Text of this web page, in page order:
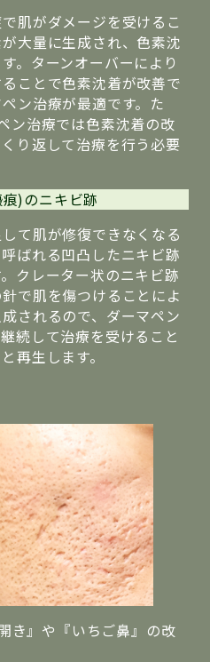
肌がダメージを受けるこ
大量に生成され、色素沈
。ターンオーバーにより
ことで色素沈着が改善で
ン治療が最適です。た
ン治療では色素沈着の改
り返して治療を行う必要
)のニキビ跡
て肌が修復できなくなる
ばれる凹凸したニキビ跡
クレーター状のニキビ跡
で肌を傷つけることによ
されるので、ダーマペン
続して治療を受けること
再生します。
き』や『いちご鼻』の改